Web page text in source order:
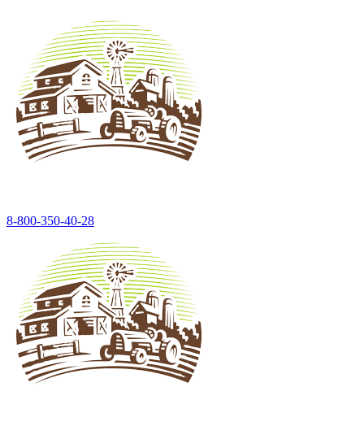
8-800-350-40-28